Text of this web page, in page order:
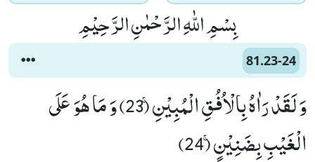
بِسْمِ اللّٰهِ الرَّحْمٰنِ الرَّحِیْمِ
81.23-24
وَ لَقَدْ رَاٰهُ بِالْاُفُقِ الْمُبِیْنِۚ (23) وَ مَا هُوَ عَلَى
الْغَیْبِ بِضَنِیْنٍۚ (24)